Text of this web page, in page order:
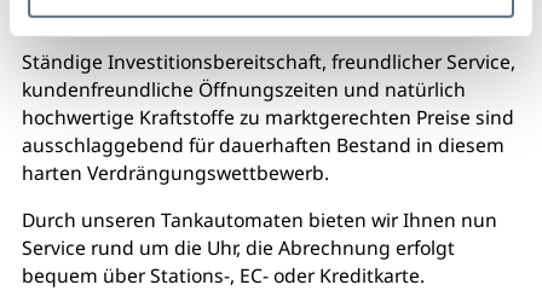
manchmal warum?
Ständige Investitionsbereitschaft, freundlicher Service,
kundenfreundliche Öffnungszeiten und natürlich
hochwertige Kraftstoffe zu marktgerechten Preise sind
ausschlaggebend für dauerhaften Bestand in diesem
harten Verdrängungswettbewerb.
Durch unseren Tankautomaten bieten wir Ihnen nun
Service rund um die Uhr, die Abrechnung erfolgt
bequem über Stations-, EC- oder Kreditkarte.